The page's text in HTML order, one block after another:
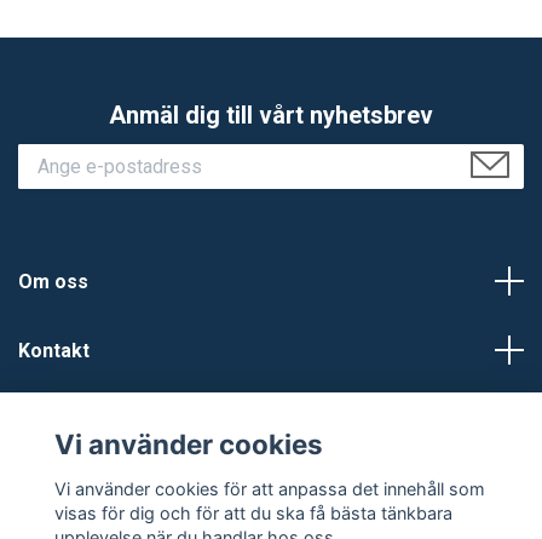
Anmäl dig till vårt nyhetsbrev
Om oss
Kontakt
Sociala medier
Vi använder cookies
Vi använder cookies för att anpassa det innehåll som
visas för dig och för att du ska få bästa tänkbara